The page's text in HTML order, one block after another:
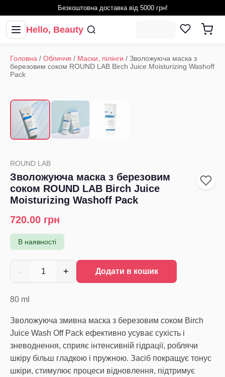
Безкоштовна доставка від 5000 грн!
Hello, Beauty
Головна / Обличчя / Маски, пілінги / Зволожуюча маска з
березовим соком ROUND LAB Birch Juice Moisturizing Washoff
Pack
ROUND LAB
Зволожуюча маска з березовим
соком ROUND LAB Birch Juice
Moisturizing Washoff Pack
720.00 грн
В наявності
- 1 + Додати в кошик
80 ml
Зволожуюча змивна маска з березовим соком Birch
Juice Wash Off Pack ефективно усуває сухість і
зневоднення, сприяє інтенсивній гідрації, роблячи
шкіру більш гладкою і пружною. Засіб покращує тонус
шкіри, стимулює процеси відновлення, підтримує